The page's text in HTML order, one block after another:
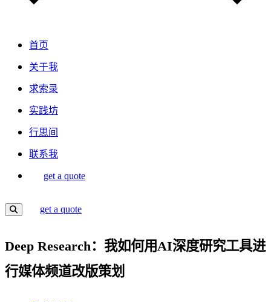
首页
关于我
求索录
实践坊
行思间
联系我
get a quote
get a quote
Deep Research：我如何用AI深度研究工具进
行媒体频道改版策划